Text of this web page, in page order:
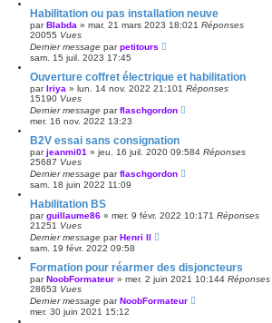
Habilitation ou pas installation neuve
parBlabda » mar. 21 mars 2023 18:021 Réponses
20055 Vues
Dernier message parpetitours
sam. 15 juil. 2023 17:45
Ouverture coffret électrique et habilitation
parIriya » lun. 14 nov. 2022 21:101 Réponses
15190 Vues
Dernier message parflaschgordon
mer. 16 nov. 2022 13:23
B2V essai sans consignation
parjeanmi01 » jeu. 16 juil. 2020 09:584 Réponses
25687 Vues
Dernier message parflaschgordon
sam. 18 juin 2022 11:09
Habilitation BS
parguillaume86 » mer. 9 févr. 2022 10:171 Réponses
21251 Vues
Dernier message parHenri II
sam. 19 févr. 2022 09:58
Formation pour réarmer des disjoncteurs
parNoobFormateur » mer. 2 juin 2021 10:144 Réponses
28653 Vues
Dernier message parNoobFormateur
mer. 30 juin 2021 15:12